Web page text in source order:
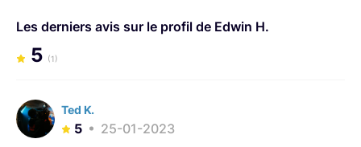
Les derniers avis sur le profil de Edwin H.
5 (1)
Ted K.
5
25-01-2023